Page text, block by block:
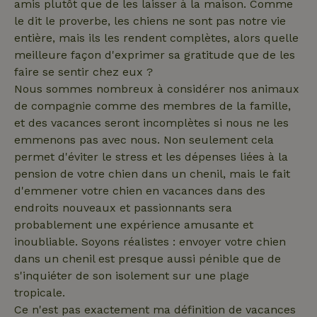
amis plutôt que de les laisser à la maison. Comme
le dit le proverbe, les chiens ne sont pas notre vie
entière, mais ils les rendent complètes, alors quelle
meilleure façon d'exprimer sa gratitude que de les
faire se sentir chez eux ?
Nous sommes nombreux à considérer nos animaux
de compagnie comme des membres de la famille,
et des vacances seront incomplètes si nous ne les
emmenons pas avec nous. Non seulement cela
permet d'éviter le stress et les dépenses liées à la
pension de votre chien dans un chenil, mais le fait
d'emmener votre chien en vacances dans des
endroits nouveaux et passionnants sera
probablement une expérience amusante et
inoubliable. Soyons réalistes : envoyer votre chien
dans un chenil est presque aussi pénible que de
s'inquiéter de son isolement sur une plage
tropicale.
Ce n'est pas exactement ma définition de vacances
voir avant
de visiter
ledit site
Web.
search
_cfuvid .challenges.cloudflare.com
_nhftconstraint_safety-
deposit-refund
www.maisonnature.fr